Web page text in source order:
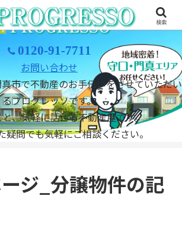
0120-91-7711
お問い合わせ
市で不動産のお手伝いをさせていただい
るプログレッソです。
、気軽に話せる不動産屋です。
疑問でも気軽にご相談ください。
ジ_分譲物件の記
検索